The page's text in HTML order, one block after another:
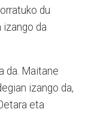
du
da
da. Maitane
izango da,
eta